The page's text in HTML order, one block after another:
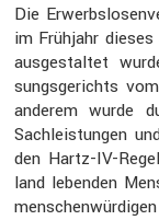
Die
im Frühjahr
ausge­staltet
sungs­ge­richts
anderem wurde
Sachleis­tungen
den Hartz-IV-
land lebenden